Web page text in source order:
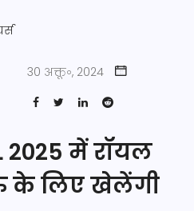
30 अक्तू॰, 2024
2025 में रॉयल
के लिए खेलेंगी